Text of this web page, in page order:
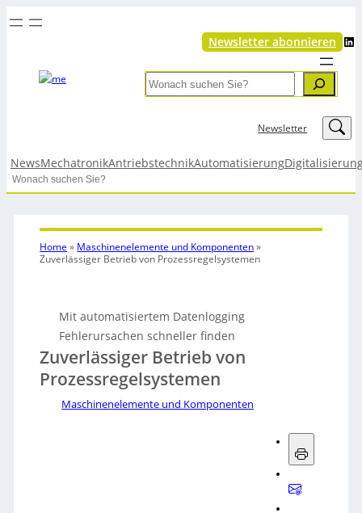
Newsletter abonnieren LinkedIn
Search
Newsletter LinkedIn
NewsMechatronikAntriebstechnikAutomatisierung
Search
Home » Maschinenelemente und Komponenten»
Zuverlässiger Betrieb von Prozessregelsystemen
Mit automatisiertem Datenlogging
Fehlerursachen schneller finden
Zuverlässiger Betrieb von
Prozessregelsystemen
Maschinenelemente und Komponenten